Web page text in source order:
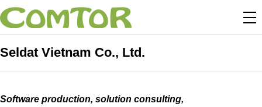
Seldat Vietnam Co., Ltd.
Software production, solution consulting,